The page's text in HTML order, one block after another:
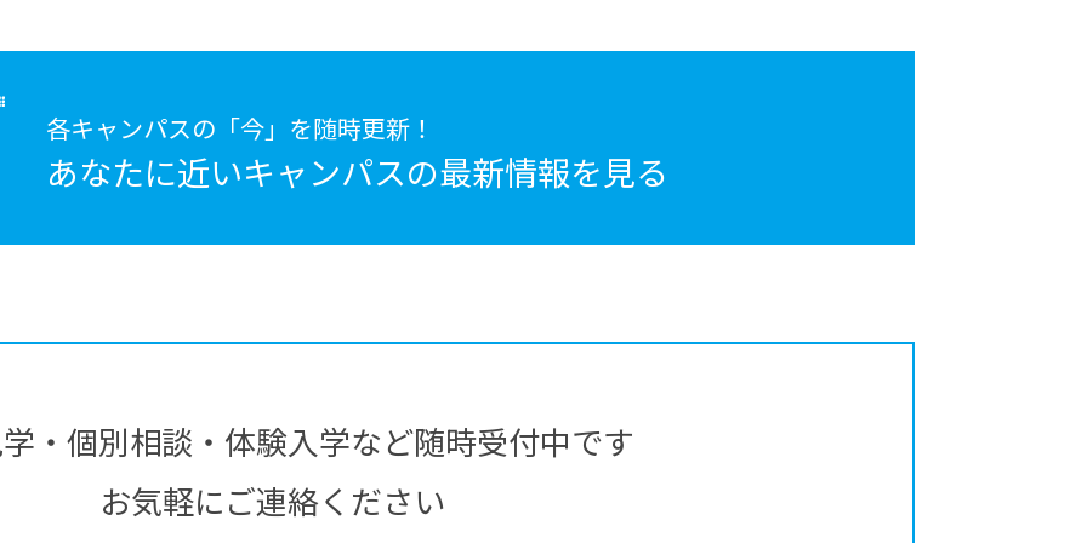
各キャンパスの「今」を随時更新！
あなたに近いキャンパスの最新情報を見る
・個別相談・体験入学など随時受付中です
お気軽にご連絡ください